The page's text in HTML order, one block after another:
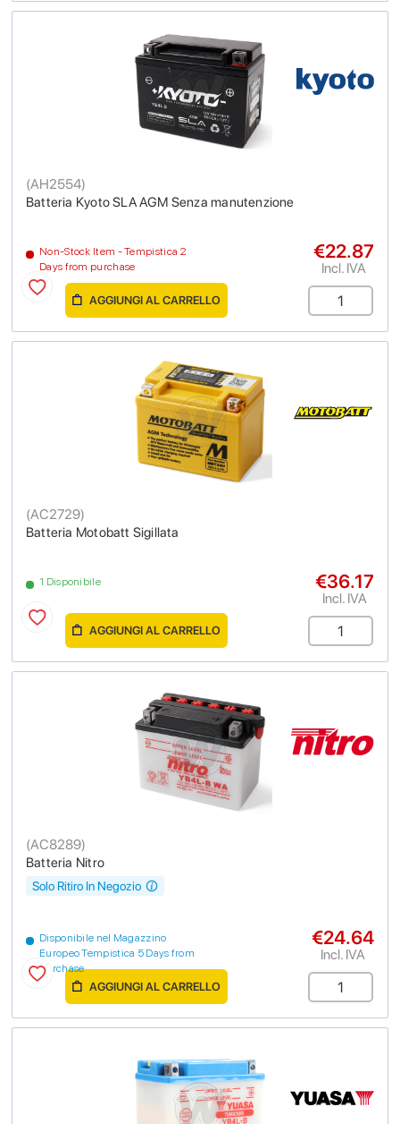
Batteria Kyoto SLA AGM Senza manutenzione
(AH2554)
Non-Stock Item - Tempistica 2
Days from purchase
€22.87
Incl. IVA
AGGIUNGI AL CARRELLO
Batteria Motobatt Sigillata
(AC2729)
1 Disponibile €36.17
Incl. IVA
AGGIUNGI AL CARRELLO
Batteria Nitro
(AC8289)
Disponibile nel Magazzino
Europeo Tempistica 5 Days from
purchase
Solo Ritiro In Negozio
€24.64
Incl. IVA
AGGIUNGI AL CARRELLO